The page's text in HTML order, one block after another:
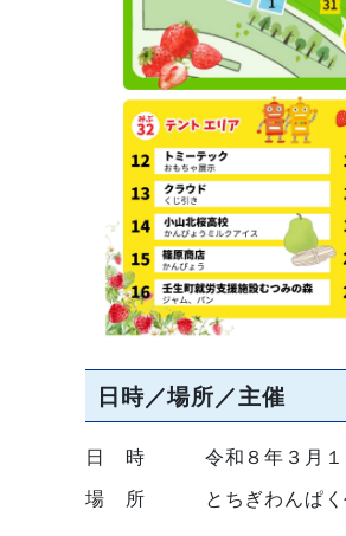
日時／場所／主催
日 時 令和８年３月
場 所 とちぎわんぱ